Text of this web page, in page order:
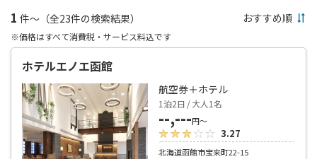
1 件～（全23件の検索結果）
※価格はすべて消費税・サービス料込です
ホテルエノエ函館
航空券＋ホテル
1泊2日 / 大人1名
--,---円～
3.27
北海道函館市宝来町22-15